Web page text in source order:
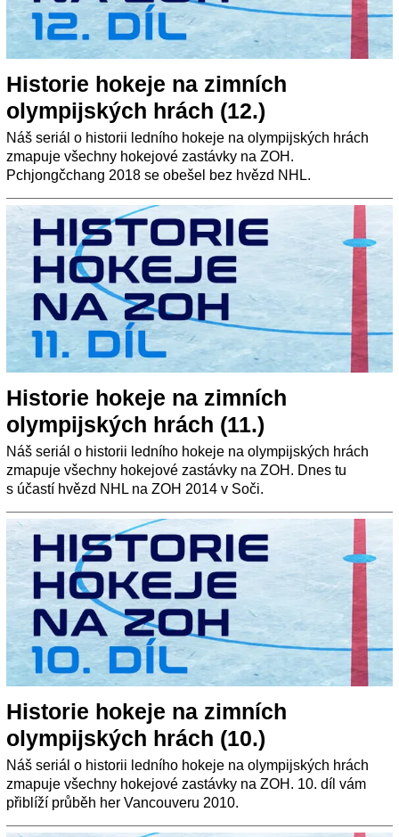
Historie hokeje na zimních
olympijských hrách (12.)
Náš seriál o historii ledního hokeje na olympijských hrách
zmapuje všechny hokejové zastávky na ZOH.
Pchjongčchang 2018 se obešel bez hvězd NHL.
Historie hokeje na zimních
olympijských hrách (11.)
Náš seriál o historii ledního hokeje na olympijských hrách
zmapuje všechny hokejové zastávky na ZOH. Dnes tu
s účastí hvězd NHL na ZOH 2014 v Soči.
Historie hokeje na zimních
olympijských hrách (10.)
Náš seriál o historii ledního hokeje na olympijských hrách
zmapuje všechny hokejové zastávky na ZOH. 10. díl vám
přiblíží průběh her Vancouveru 2010.